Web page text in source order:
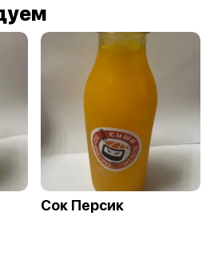
Сок Персик